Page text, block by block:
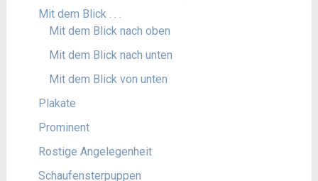
Mit dem Blick . . .
Mit dem Blick nach oben
Mit dem Blick nach unten
Mit dem Blick von unten
Plakate
Prominent
Rostige Angelegenheit
Schaufensterpuppen